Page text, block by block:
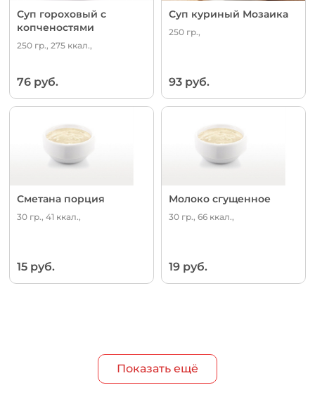
Суп гороховый с
копченостями
250 гр., 275 ккал.,
76 руб.
Суп куриный Мозаика
250 гр.,
93 руб.
Сметана порция
30 гр., 41 ккал.,
15 руб.
Молоко сгущенное
30 гр., 66 ккал.,
19 руб.
Показать ещё